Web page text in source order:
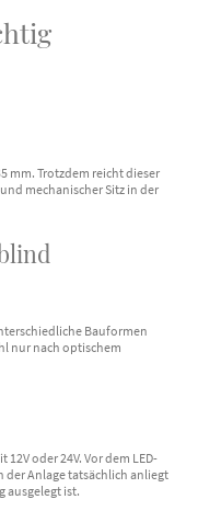
mm. Trotzdem reicht dieser
mechanischer Sitz in der
Bauformen
nur nach optischem
oder 24V. Vor dem LED-
der Anlage tatsächlich anliegt
ausgelegt ist.